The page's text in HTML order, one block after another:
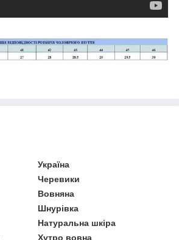
Україна
Черевики
Вовняна
Шнурівка
Натуральна шкіра
Хутро вовна